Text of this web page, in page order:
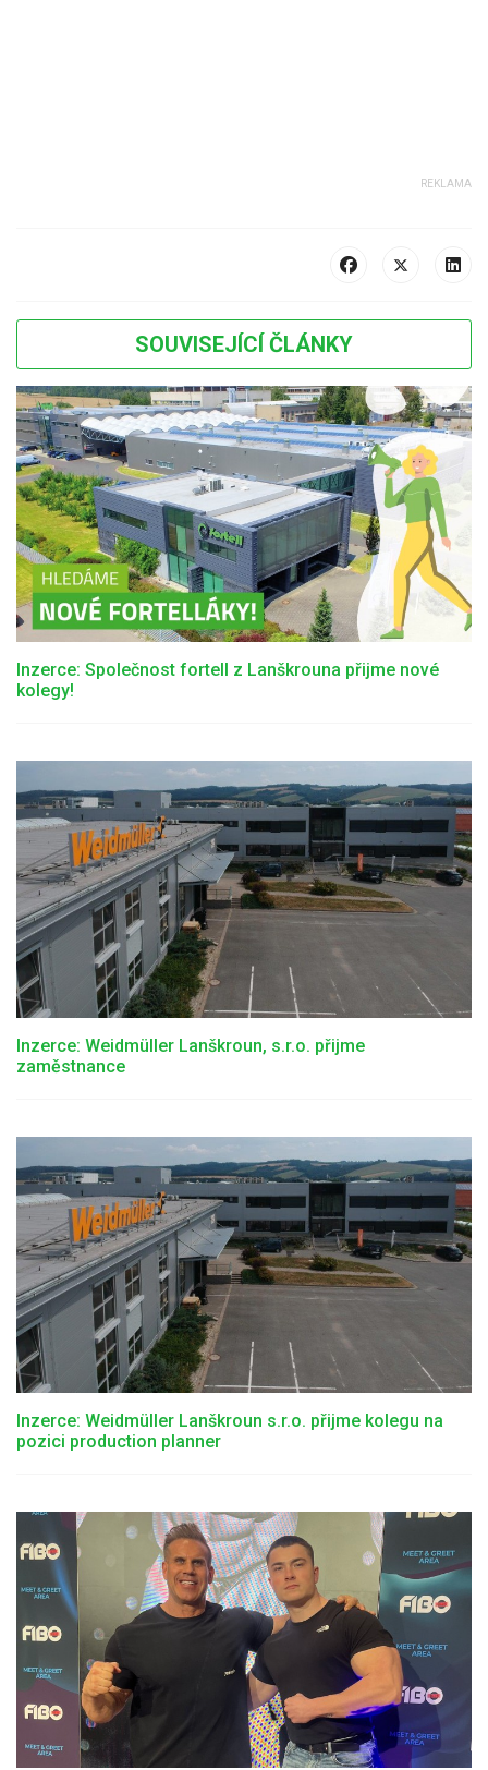
SOUVISEJÍCÍ ČLÁNKY
Inzerce: Společnost fortell z Lanškrouna přijme nové
kolegy!
Inzerce: Weidmüller Lanškroun, s.r.o. přijme
zaměstnance
Inzerce: Weidmüller Lanškroun s.r.o. přijme kolegu na
pozici production planner